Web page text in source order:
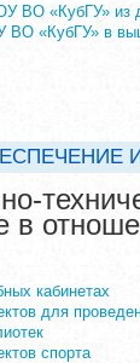
«КубГУ» из
«КубГУ» в
в
кабинетах
для
спорта